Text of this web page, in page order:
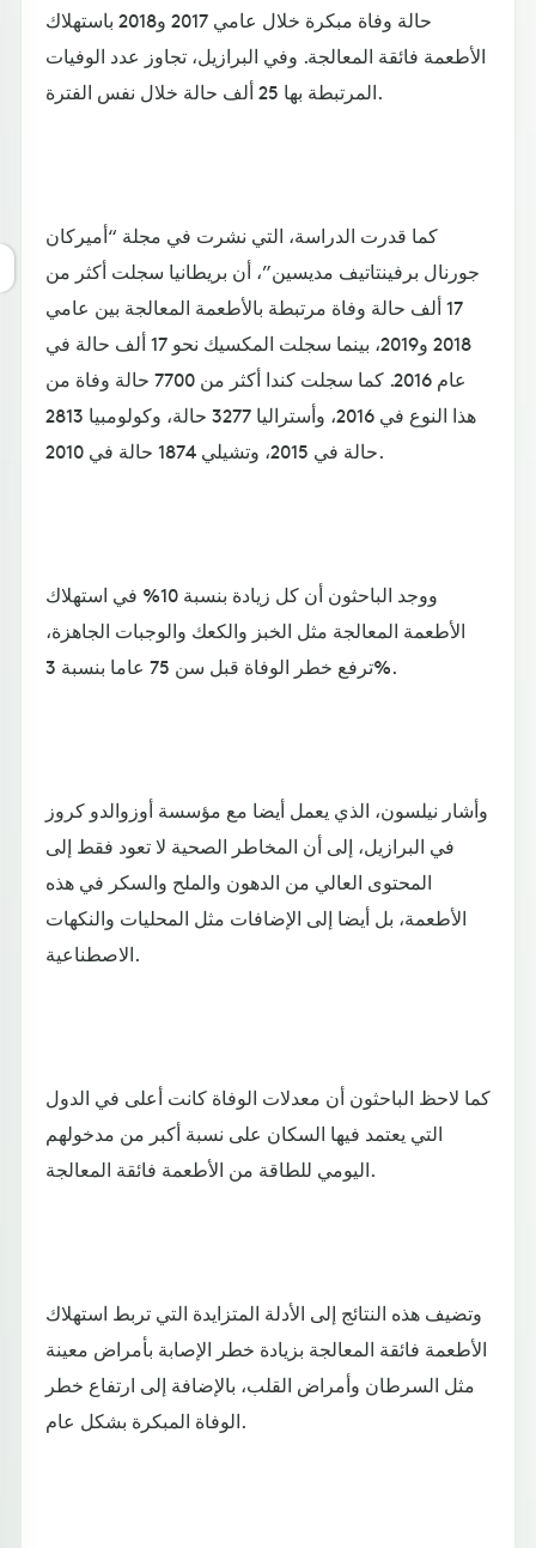
حالة وفاة مبكرة خلال عامي 2017 و2018 باستهلاك
الأطعمة فائقة المعالجة. وفي البرازيل، تجاوز عدد الوفيات
المرتبطة بها 25 ألف حالة خلال نفس الفترة.
كما قدرت الدراسة، التي نشرت في مجلة “أميركان
جورنال برفينتاتيف مديسين”، أن بريطانيا سجلت أكثر من
17 ألف حالة وفاة مرتبطة بالأطعمة المعالجة بين عامي
2018 و2019، بينما سجلت المكسيك نحو 17 ألف حالة في
عام 2016. كما سجلت كندا أكثر من 7700 حالة وفاة من
هذا النوع في 2016، وأستراليا 3277 حالة، وكولومبيا 2813
حالة في 2015، وتشيلي 1874 حالة في 2010.
ووجد الباحثون أن كل زيادة بنسبة 10% في استهلاك
الأطعمة المعالجة مثل الخبز والكعك والوجبات الجاهزة،
ترفع خطر الوفاة قبل سن 75 عاما بنسبة 3%.
وأشار نيلسون، الذي يعمل أيضا مع مؤسسة أوزوالدو كروز
في البرازيل، إلى أن المخاطر الصحية لا تعود فقط إلى
المحتوى العالي من الدهون والملح والسكر في هذه
الأطعمة، بل أيضا إلى الإضافات مثل المحليات والنكهات
الاصطناعية.
كما لاحظ الباحثون أن معدلات الوفاة كانت أعلى في الدول
التي يعتمد فيها السكان على نسبة أكبر من مدخولهم
اليومي للطاقة من الأطعمة فائقة المعالجة.
وتضيف هذه النتائج إلى الأدلة المتزايدة التي تربط استهلاك
الأطعمة فائقة المعالجة بزيادة خطر الإصابة بأمراض معينة
مثل السرطان وأمراض القلب، بالإضافة إلى ارتفاع خطر
الوفاة المبكرة بشكل عام.